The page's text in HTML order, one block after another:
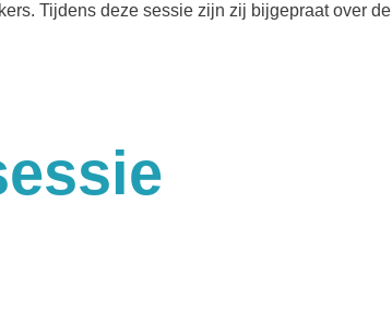
Tijdens deze sessie zijn zij bijgepraat over de